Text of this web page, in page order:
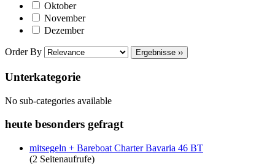
Oktober
November
Dezember
Order By Ergebnisse ››
Unterkategorie
No sub-categories available
heute besonders gefragt
mitsegeln + Bareboat Charter Bavaria 46 BT
(2 Seitenaufrufe)